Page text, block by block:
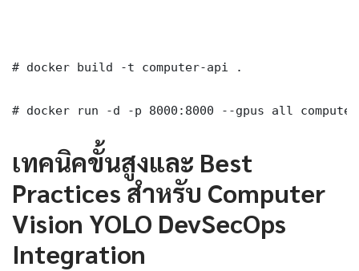
# docker build -t computer-api .
# docker run -d -p 8000:8000 --gpus all
เทคนิคขั้นสูงและ Best
Practices สำหรับ Computer
Vision YOLO DevSecOps
Integration